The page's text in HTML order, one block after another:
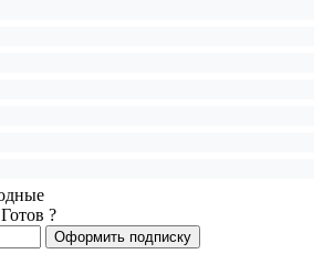
?
Оформить подписку